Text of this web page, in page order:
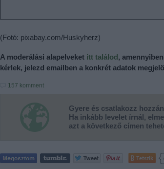
(Fotó: pixabay.com/Huskyherz)
A moderálási alapelveket itt találod,
kérlek, jelezd emailben a konkrét adatok
157 komment
Gyere és csatlakozz
Ha inkább levelet írnál,
azt a következő címen
Tetszik